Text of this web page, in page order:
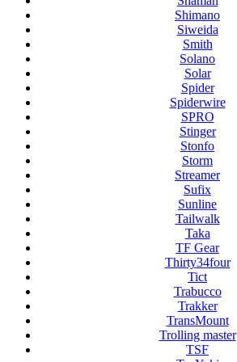
Shimano
Siweida
Smith
Solano
Solar
Spider
Spiderwire
SPRO
Stinger
Stonfo
Storm
Streamer
Sufix
Sunline
Tailwalk
Taka
TF Gear
Thirty34four
Tict
Trabucco
Trakker
TransMount
Trolling master
TSF